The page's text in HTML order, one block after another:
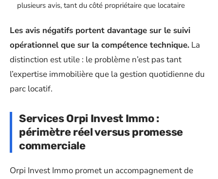
plusieurs avis, tant du côté propriétaire que locataire
Les avis négatifs portent davantage sur le suivi
opérationnel que sur la compétence technique. La
distinction est utile : le problème n’est pas tant
l’expertise immobilière que la gestion quotidienne du
parc locatif.
Services Orpi Invest Immo :
périmètre réel versus promesse
commerciale
Orpi Invest Immo promet un accompagnement de